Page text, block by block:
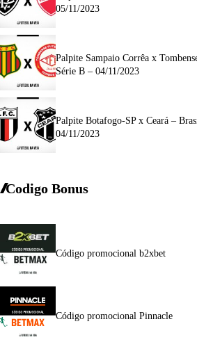
05/11/2023
Palpite Sampaio Corrêa x
Série B – 04/11/2023
Palpite Botafogo-SP x Ceará –
04/11/2023
Codigo Bonus
Código promocional b2xbet
Código promocional Pinnacle